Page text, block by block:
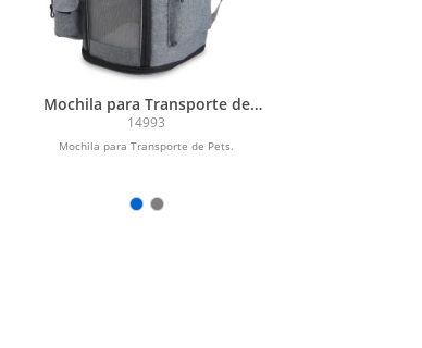
Mochila para Transporte de
Pets
14993
Mochila para Transporte de Pets.